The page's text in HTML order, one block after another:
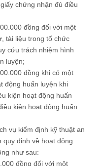
chứng nhận đủ điều
đồng đối với một
tài liệu trong tổ chức
cứu trách nhiệm hình
luyện;
đồng khi có một
động huấn luyện khi
kiện hoạt động huấn
kiện hoạt động huấn
vụ kiểm định kỹ thuật an
quy định về hoạt động
như sau:
đồng đối với một